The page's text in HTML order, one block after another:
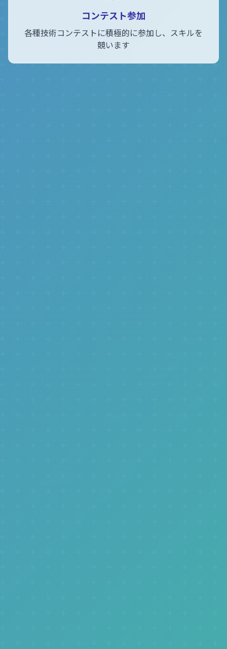
コンテスト参加
各種技術コンテストに積極的に参加し、スキルを
競います